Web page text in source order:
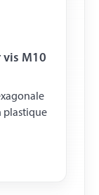
vis M10